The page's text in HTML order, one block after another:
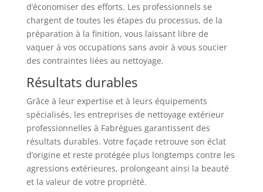
d’économiser des efforts. Les professionnels se
chargent de toutes les étapes du processus, de la
préparation à la finition, vous laissant libre de
vaquer à vos occupations sans avoir à vous soucier
des contraintes liées au nettoyage.
Résultats durables
Grâce à leur expertise et à leurs équipements
spécialisés, les entreprises de nettoyage extérieur
professionnelles à Fabrègues garantissent des
résultats durables. Votre façade retrouve son éclat
d’origine et reste protégée plus longtemps contre les
agressions extérieures, prolongeant ainsi la beauté
et la valeur de votre propriété.